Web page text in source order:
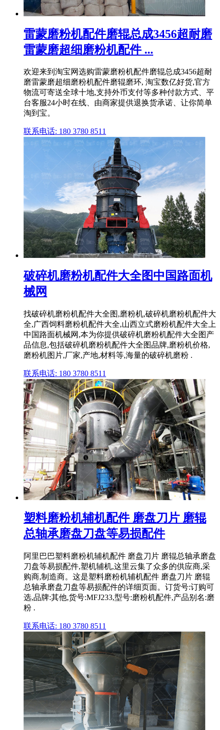
雷蒙磨粉机配件磨辊总成3456超耐磨
雷蒙磨超细磨粉机配件 ...
欢迎来到淘宝网选购雷蒙磨粉机配件磨辊总成3456超耐
磨雷蒙磨超细磨粉机配件磨辊磨环, 淘宝数亿好货,官方
物流可寄送全球十地,支持外币支付等多种付款方式、平
台客服24小时在线、由商家提供退换货承诺、让你简单
淘到宝。
联系电话: 180 3780 8511
破碎机磨粉机配件大全图中国路面机
械网
找破碎机磨粉机配件大全图,磨粉机,破碎机磨粉机配件大
全,广西饲料磨粉机配件大全,山西立式磨粉机配件大全上
中国路面机械网,本为你提供破碎机磨粉机配件大全图产
品信息,包括破碎机磨粉机配件大全图品牌,磨粉机价格,
磨粉机图片,厂家,产地,材料等,海量的破碎机磨粉 .
联系电话: 180 3780 8511
塑料磨粉机辅机配件 磨盘刀片 磨辊
总轴承磨盘刀盘等易损配件
阿里巴巴塑料磨粉机辅机配件 磨盘刀片 磨辊总轴承磨盘
刀盘等易损配件,塑机辅机,这里云集了众多的供应商,采
购商,制造商。这是塑料磨粉机辅机配件 磨盘刀片 磨辊
总轴承磨盘刀盘等易损配件的详细页面。订货号:订购可
选,品牌:其他,货号:MFJ233,型号:磨粉机配件,产品别名:磨
粉 .
联系电话: 180 3780 8511